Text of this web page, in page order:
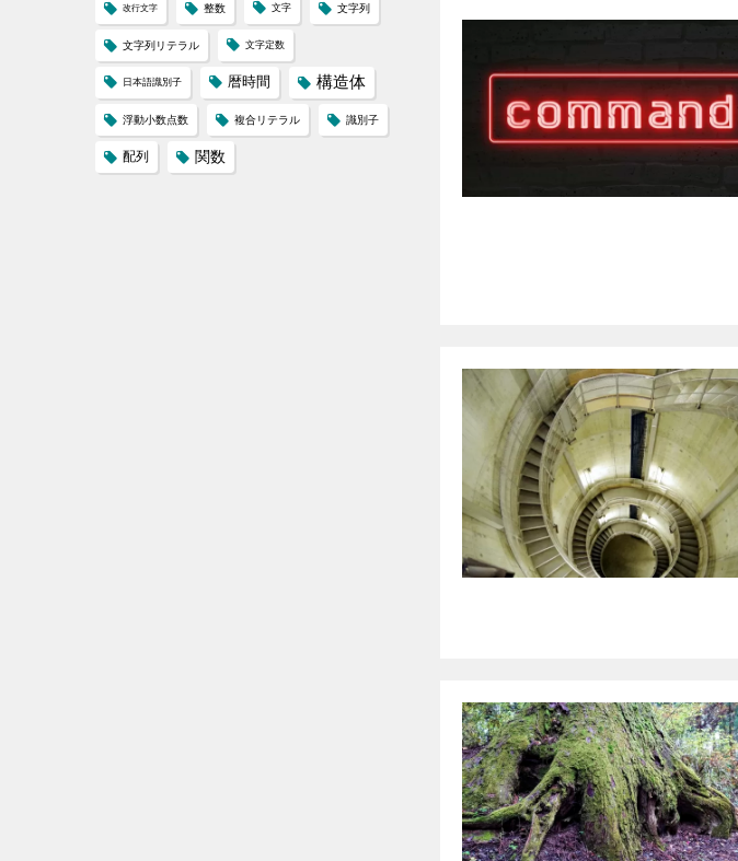
改行文字 整数 文字 文字列
文字列リテラル 文字定数
日本語識別子 暦時間 構造体
浮動小数点数 複合リテラル 識別子
配列 関数